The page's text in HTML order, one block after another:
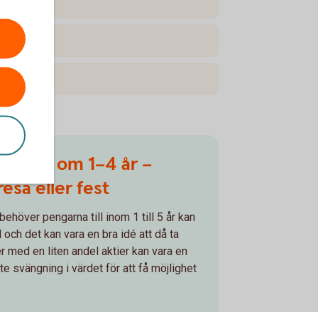
om 1–4 år –
eller fest
pengarna till inom 1 till 5 år kan
det kan vara en bra idé att då ta
med en liten andel aktier kan vara en
svängning i värdet för att få möjlighet